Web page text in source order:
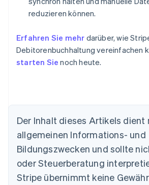
reduzieren können.
Erfahren Sie mehr darüber, wie
Debitorenbuchhaltung vereinfachen
starten Sie noch heute.
Der Inhalt dieses Artikels dient
allgemeinen Informations- und
Bildungszwecken und sollte
oder Steuerberatung
Stripe übernimmt keine
English
Belgien
Nederlands Français Deutsch English
Brasilien
PortuguêsEnglish
Bulgarien